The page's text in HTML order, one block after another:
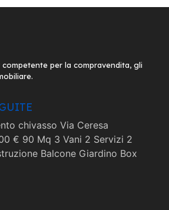
per la compravendita, gli
chivasso Via Ceresa
€ 90 Mq 3 Vani 2 Servizi 2
Balcone Giardino Box